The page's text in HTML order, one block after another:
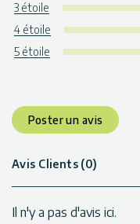
3 étoile
4 étoile
5 étoile
Poster un avis
Avis Clients (0)
Il n'y a pas d'avis ici.